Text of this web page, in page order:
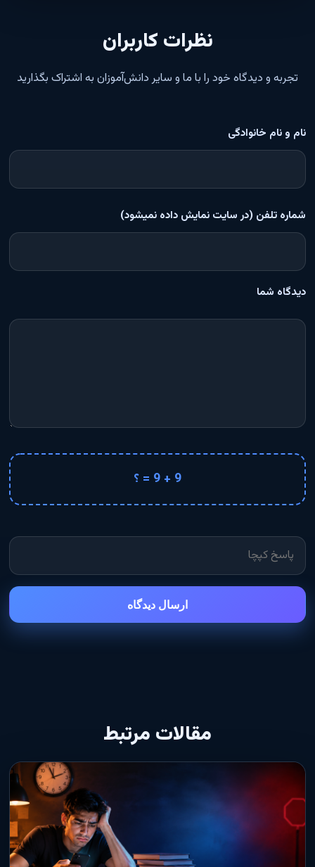
نظرات کاربران
تجربه و دیدگاه خود را با ما و سایر دانش‌آموزان به اشتراک بگذارید
نام و نام خانوادگی
شماره تلفن (در سایت نمایش داده نمیشود)
دیدگاه شما
9 + 9 = ؟
ارسال دیدگاه
مقالات مرتبط